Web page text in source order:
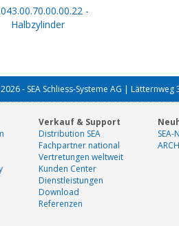
-
Halbzylinder
- SEA Schliess-Systeme AG |
Verkauf & Support
Distribution SEA
Fachpartner national
Vertretungen weltweit
Kunden Center
Dienstleistungen
Download
Referenzen
SEA-